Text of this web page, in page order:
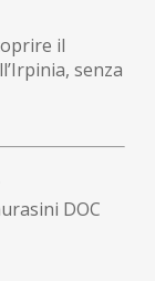
il
senza
DOC